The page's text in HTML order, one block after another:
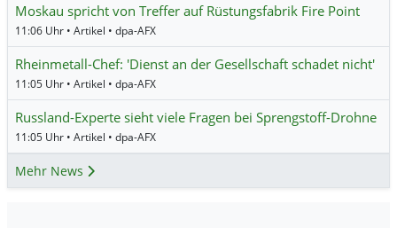
Moskau spricht von Treffer auf Rüstungsfabrik Fire Point
11:06 Uhr • Artikel • dpa-AFX
Rheinmetall-Chef: 'Dienst an der Gesellschaft schadet nicht'
11:05 Uhr • Artikel • dpa-AFX
Russland-Experte sieht viele Fragen bei Sprengstoff-Drohne
11:05 Uhr • Artikel • dpa-AFX
Mehr News